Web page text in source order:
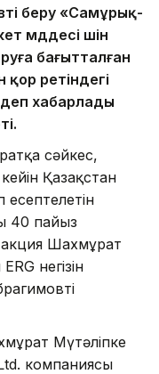
беру «Самұрық-
мүддесі үшін
бағытталған
ретіндегі
деп хабарлады
сәйкес,
Қазақстан
есептелетін
40 пайыз
Шахмұрат
негізін
Мүтәліпке
компаниясы